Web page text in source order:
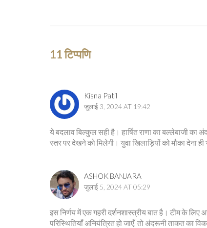
11 टिप्पणि
Kisna Patil
जुलाई 3, 2024 AT 19:42
ये बदलाव बिल्कुल सही है। हार्षित राणा का बल्लेबाजी का
स्तर पर देखने को मिलेगी। युवा खिलाड़ियों को मौका देना
ASHOK BANJARA
जुलाई 5, 2024 AT 05:29
इस निर्णय में एक गहरी दर्शनशास्त्रीय बात है। टीम के
परिस्थितियाँ अनियंत्रित हो जाएँ, तो अंदरूनी ताकत का